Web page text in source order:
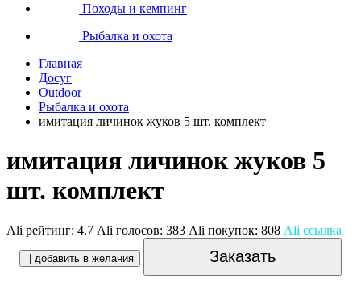
Походы и кемпинг
Рыбалка и охота
Главная
Досуг
Outdoor
Рыбалка и охота
имитация личинок жуков 5 шт. комплект
имитация личинок жуков 5
шт. комплект
Ali рейтинг: 4.7 Ali голосов: 383 Ali покупок: 808 Ali ссылка
| добавить в желания Заказать